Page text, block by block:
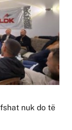
nuk do të